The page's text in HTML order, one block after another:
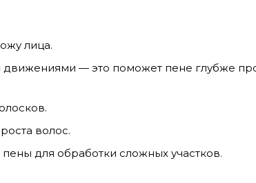
лица.
— это поможет пене глубже
волос.
для обработки сложных участков.